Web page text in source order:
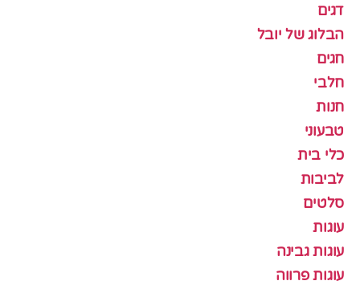
דגים
הבלוג של יובל
חגים
חלבי
חנות
טבעוני
כלי בית
לביבות
סלטים
עוגות
עוגות גבינה
עוגות פרווה